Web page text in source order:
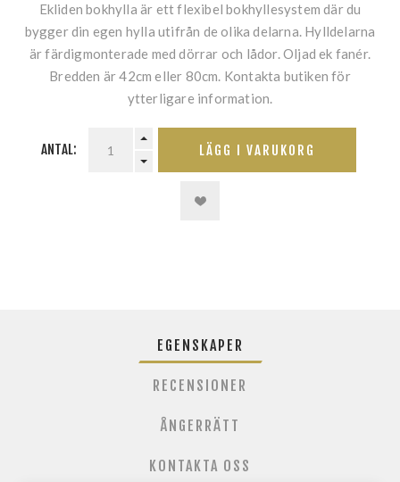
Ekliden bokhylla är ett flexibel bokhyllesystem där du
bygger din egen hylla utifrån de olika delarna. Hylldelarna
är färdigmonterade med dörrar och lådor. Oljad ek fanér.
Bredden är 42cm eller 80cm. Kontakta butiken för
ytterligare information.
ANTAL: LÄGG I VARUKORG
EGENSKAPER
RECENSIONER
ÅNGERRÄTT
KONTAKTA OSS